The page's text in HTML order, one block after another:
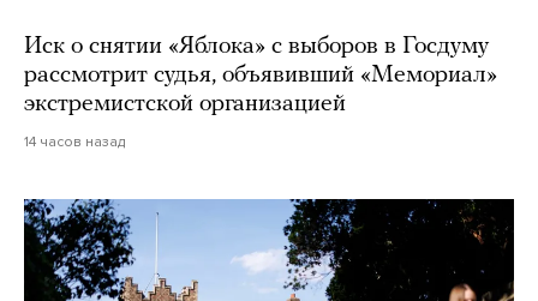
Иск о снятии «Яблока» с выборов в Госдуму
рассмотрит судья, объявивший «Мемориал»
экстремистской организацией
14 часов назад